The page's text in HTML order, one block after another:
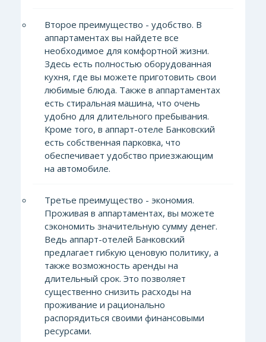
Второе преимущество - удобство. В
аппартаментах вы найдете все
необходимое для комфортной жизни.
Здесь есть полностью оборудованная
кухня, где вы можете приготовить свои
любимые блюда. Также в аппартаментах
есть стиральная машина, что очень
удобно для длительного пребывания.
Кроме того, в аппарт-отеле Банковский
есть собственная парковка, что
обеспечивает удобство приезжающим
на автомобиле.
Третье преимущество - экономия.
Проживая в аппартаментах, вы можете
сэкономить значительную сумму денег.
Ведь аппарт-отелей Банковский
предлагает гибкую ценовую политику, а
также возможность аренды на
длительный срок. Это позволяет
существенно снизить расходы на
проживание и рационально
распорядиться своими финансовыми
ресурсами.